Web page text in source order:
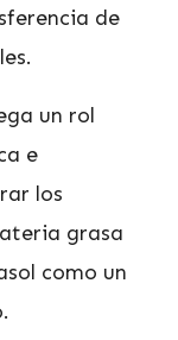
de
un rol
e
los
grasa
como un